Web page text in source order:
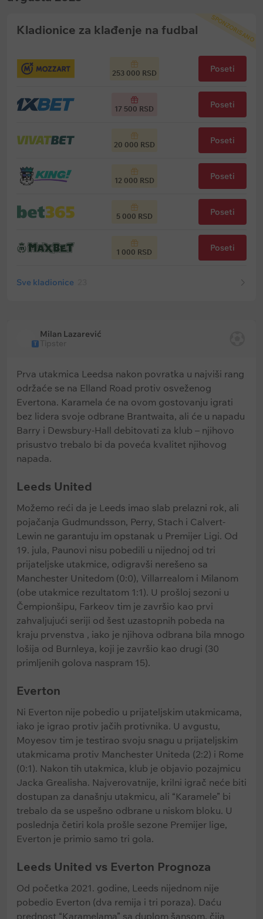
SPONZORISANO
Kladionice za klađenje na fudbal
253 000 RSD Poseti
17 500 RSD Poseti
20 000 RSD Poseti
12 000 RSD Poseti
5 000 RSD Poseti
1 000 RSD Poseti
Sve kladionice
T
Milan Lazarević
Tipster
Prva utakmica Leedsa nakon povratka u najviši rang
održaće se na Elland Road protiv osveženog
Evertona. Karamela će na ovom gostovanju igrati
bez lidera svoje odbrane Brantwaita, ali će u napadu
Barry i Dewsbury-Hall debitovati za klub – njihovo
prisustvo trebalo bi da poveća kvalitet njihovog
napada.
Leeds United
Možemo reći da je Leeds imao slab prelazni rok, ali
pojačanja Gudmundsson, Perry, Stach i Calvert-
Lewin ne garantuju im opstanak u Premijer Ligi. Od
19. jula, Paunovi nisu pobedili u nijednoj od tri
prijateljske utakmice, odigravši nerešeno sa
Manchester Unitedom (0:0), Villarrealom i Milanom
(obe utakmice rezultatom 1:1). U prošloj sezoni u
Čempionšipu, Farkeov tim je završio kao prvi
zahvaljujući seriji od šest uzastopnih pobeda na
kraju prvenstva , iako je njihova odbrana bila mnogo
lošija od Burnleya, koji je završio kao drugi (30
primljenih golova naspram 15).
Everton
Ni Everton nije pobedio u prijateljskim utakmicama,
iako je igrao protiv jačih protivnika. U avgustu,
Moyesov tim je testirao svoju snagu u prijateljskim
utakmicama protiv Manchester Uniteda (2:2) i Rome
(0:1). Nakon tih utakmica, klub je objavio pozajmicu
Jacka Grealisha. Najverovatnije, krilni igrač neće biti
dostupan za današnju utakmicu, ali “Karamele” bi
trebalo da se uspešno odbrane u niskom bloku. U
poslednja četiri kola prošle sezone Premijer lige,
Everton je primio samo tri gola.
Leeds United vs Everton Prognoza
Od početka 2021. godine, Leeds nijednom nije
pobedio Everton (dva remija i tri poraza). Daću
prednost “Karamelama” sa duplom šansom, čija